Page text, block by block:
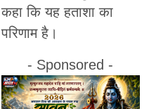
कहा कि यह हताशा का
परिणाम है।
- Sponsored -